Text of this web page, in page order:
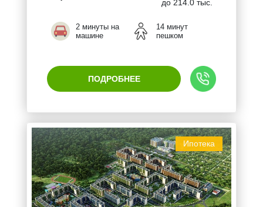
до 214.0 тыс.
2 минуты на
машине
14 минут
пешком
ПОДРОБНЕЕ
Ипотека